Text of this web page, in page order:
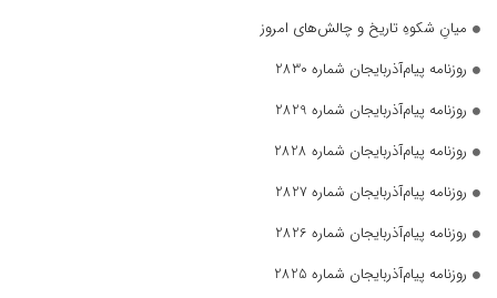
میانِ شکوهِ تاریخ و چالش‌های امروز
روزنامه پیام‌آذربایجان شماره 2830
روزنامه پیام‌آذربایجان شماره 2829
روزنامه پیام‌آذربایجان شماره 2828
روزنامه پیام‌آذربایجان شماره 2827
روزنامه پیام‌آذربایجان شماره 2826
روزنامه پیام‌آذربایجان شماره 2825